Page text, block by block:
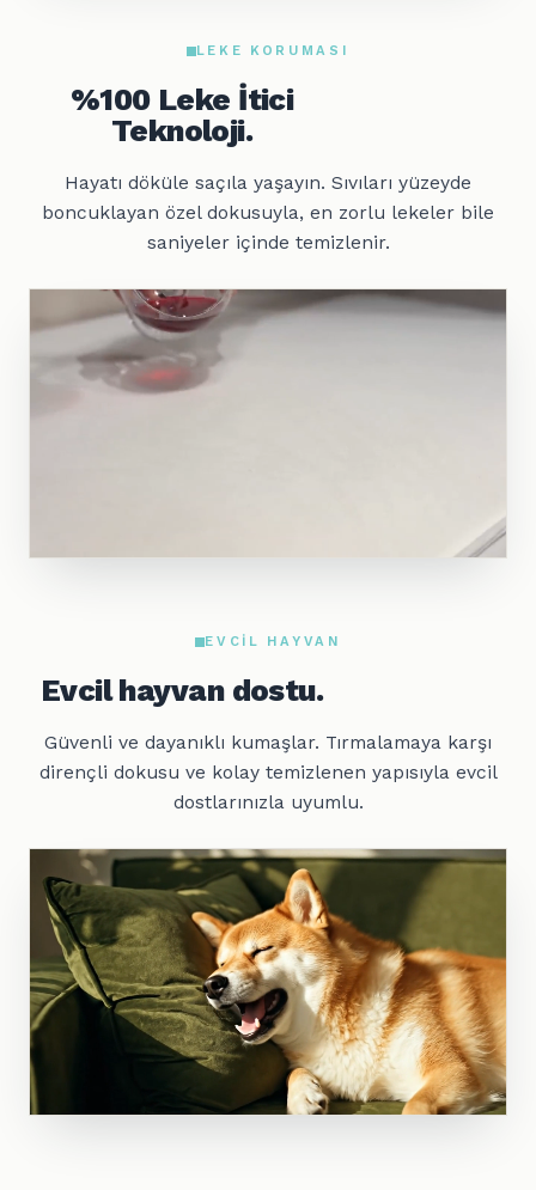
LEKE KORUMASI
%100 Leke İtici
Teknoloji.
Hayatı döküle saçıla yaşayın. Sıvıları yüzeyde
boncuklayan özel dokusuyla, en zorlu lekeler bile
saniyeler içinde temizlenir.
EVCIL HAYVAN
Evcil hayvan dostu.
Güvenli ve dayanıklı kumaşlar. Tırmalamaya karşı
dirençli dokusu ve kolay temizlenen yapısıyla evcil
dostlarınızla uyumlu.